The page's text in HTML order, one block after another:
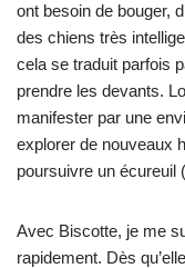
ont besoin de bouger,
des chiens très
cela se traduit parfois
prendre les devants.
manifester par une
explorer de nouveaux
poursuivre un écureuil
Avec Biscotte, je me
rapidement. Dès